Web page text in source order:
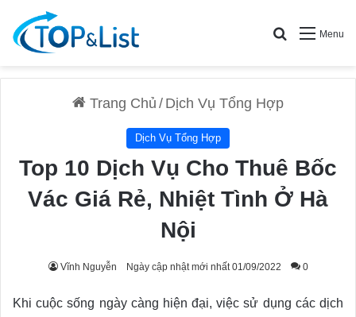
Menu
Search for
Trang Chủ / Dịch Vụ Tổng Hợp
Dịch Vụ Tổng Hợp
Top 10 Dịch Vụ Cho Thuê Bốc
Vác Giá Rẻ, Nhiệt Tình Ở Hà
Nội
Vĩnh Nguyễn Ngày cập nhật mới nhất 01/09/2022 0
Khi cuộc sống ngày càng hiện đại, việc sử dụng các dịch